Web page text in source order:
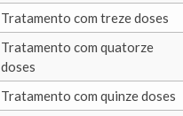
Tratamento com treze doses
Tratamento com quatorze
doses
Tratamento com quinze doses